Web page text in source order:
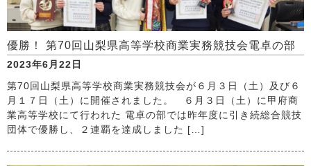
優勝！ 第70回山梨県高等学校商業実務競技会電卓の部
2023年6月22日
第70回山梨県高等学校商業実務競技会が６月３日（土）及び６
月１７日（土）に開催されました。 ６月３日（土）に甲府商
業高等学校にて行われた 電卓の部では昨年度に引き続総合競技
団体で優勝し、２連覇を達成しました […]